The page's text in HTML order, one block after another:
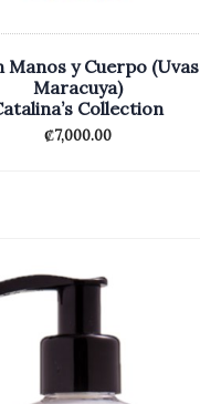
Manos y Cuerpo (Uvas
Maracuya)
Collection
₡7,000.00